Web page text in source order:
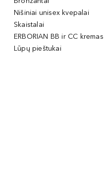
Nišiniai unisex kvepalai
Skaistalai
ERBORIAN BB ir CC kremas
Lūpų pieštukai